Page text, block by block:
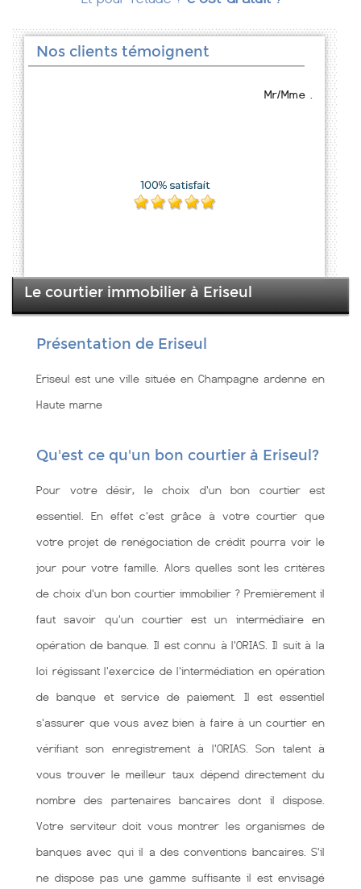
Nos clients témoignent
Mr/Mme .
Le courtier immobilier à Eriseul
Présentation de Eriseul
Eriseul est une ville située en Champagne ardenne en
Haute marne
Qu'est ce qu'un bon courtier à Eriseul?
Pour votre désir, le choix d'un bon courtier est
essentiel. En effet c'est grâce à votre courtier que
votre projet de renégociation de crédit pourra voir le
jour pour votre famille. Alors quelles sont les critères
de choix d'un bon courtier immobilier ? Premièrement il
faut savoir qu'un courtier est un intermédiaire en
opération de banque. Il est connu à l'ORIAS. Il suit à la
loi régissant l'exercice de l'intermédiation en opération
de banque et service de paiement. Il est essentiel
s'assurer que vous avez bien à faire à un courtier en
vérifiant son enregistrement à l'ORIAS. Son talent à
vous trouver le meilleur taux dépend directement du
nombre des partenaires bancaires dont il dispose.
Votre serviteur doit vous montrer les organismes de
banques avec qui il a des conventions bancaires. S'il
ne dispose pas une gamme suffisante il est envisagé